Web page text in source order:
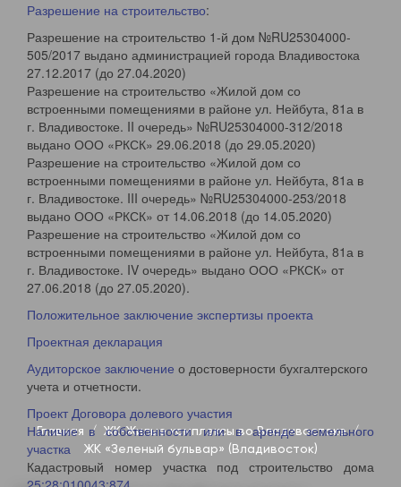
Главная
ЖК-Жилые комплексы во Владивостоке
ЖК «Зеленый бульвар» (Владивосток)
Разрешение на строительство:
Разрешение на строительство 1-й дом №RU25304000-
505/2017 выдано администрацией города Владивостока
27.12.2017 (до 27.04.2020)
Разрешение на строительство «Жилой дом со
встроенными помещениями в районе ул. Нейбута, 81а в
г. Владивостоке. II очередь» №RU25304000-312/2018
выдано ООО «РКСК» 29.06.2018 (до 29.05.2020)
Разрешение на строительство «Жилой дом со
встроенными помещениями в районе ул. Нейбута, 81а в
г. Владивостоке. III очередь» №RU25304000-253/2018
выдано ООО «РКСК» от 14.06.2018 (до 14.05.2020)
Разрешение на строительство «Жилой дом со
встроенными помещениями в районе ул. Нейбута, 81а в
г. Владивостоке. IV очередь» выдано ООО «РКСК» от
27.06.2018 (до 27.05.2020).
Положительное заключение экспертизы проекта
Проектная декларация
Аудиторское заключение о достоверности бухгалтерского
учета и отчетности.
Проект Договора долевого участия
Наличие в собственности или в аренде земельного
участка
Кадастровый номер участка под строительство дома